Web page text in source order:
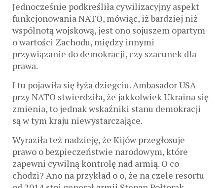
Jednocześnie podkreśliła cywilizacyjny aspekt
funkcjonowania NATO, mówiąc, iż bardziej niż
wspólnotą wojskową, jest ono sojuszem opartym
o wartości Zachodu, między innymi
przywiązanie do demokracji, czy szacunek dla
prawa.
I tu pojawiła się łyża dziegciu. Ambasador USA
przy NATO stwierdziła, że jakkolwiek Ukraina się
zmienia, to jednak wskaźniki stanu demokracji
są w tym kraju niewystarczające.
Wyraziła też nadzieję, że Kijów przegłosuje
prawo o bezpieczeństwie narodowym, które
zapewni cywilną kontrolę nad armią. O co
chodzi? Ano na przykład o o, że na czele resortu